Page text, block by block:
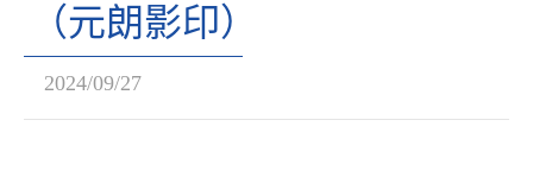
（元朗影印）
2024/09/27